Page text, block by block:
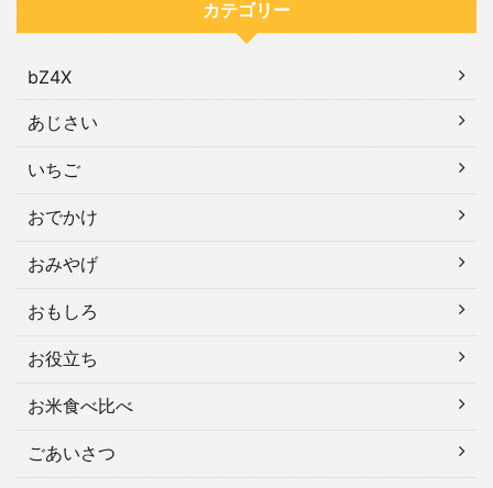
カテゴリー
bZ4X
あじさい
いちご
おでかけ
おみやげ
おもしろ
お役立ち
お米食べ比べ
ごあいさつ